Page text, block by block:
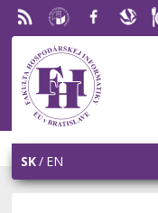
RSS EU v
Bratislave
Facebook
SK EN